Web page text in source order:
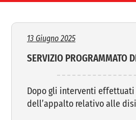
13 Giugno 2025
SERVIZIO
Dopo gli interventi
dell’appalto relativo alle